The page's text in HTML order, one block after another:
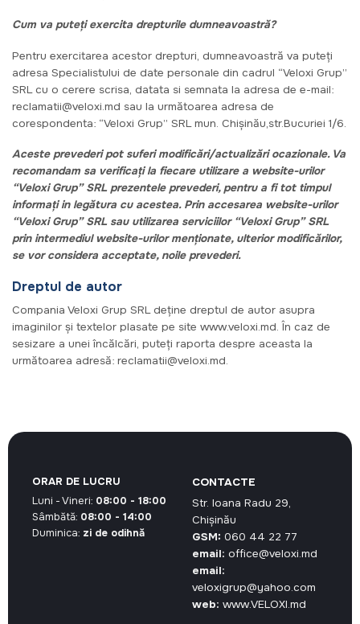
Cum va puteți exercita drepturile dumneavoastră?
Pentru exercitarea acestor drepturi, dumneavoastră va puteți
adresa Specialistului de date personale din cadrul “Veloxi Grup”
SRL cu o cerere scrisa, datata si semnata la adresa de e-mail:
reclamatii@veloxi.md sau la următoarea adresa de
corespondenta: “Veloxi Grup” SRL mun. Chișinău,str.Bucuriei 1/6.
Aceste prevederi pot suferi modificări/actualizări ocazionale. Va
recomandam sa verificați la fiecare utilizare a website-urilor
“Veloxi Grup” SRL prezentele prevederi, pentru a fi tot timpul
informați in legătura cu acestea. Prin accesarea website-urilor
“Veloxi Grup” SRL sau utilizarea serviciilor “Veloxi Grup” SRL
prin intermediul website-urilor menționate, ulterior modificărilor,
se vor considera acceptate, noile prevederi.
Dreptul de autor
Compania Veloxi Grup SRL deține dreptul de autor asupra
imaginilor și textelor plasate pe site www.veloxi.md. În caz de
sesizare a unei încălcări, puteți raporta despre aceasta la
următoarea adresă: reclamatii@veloxi.md.
CONTACTE
Str. Ioana Radu 29,
Chișinău
GSM: 060 44 22 77
email: office@veloxi.md
email:
veloxigrup@yahoo.com
web: www.VELOXI.md
ORAR DE LUCRU
Luni - Vineri: 08:00 - 18:00
Sâmbătă: 08:00 - 14:00
Duminica: zi de odihnă